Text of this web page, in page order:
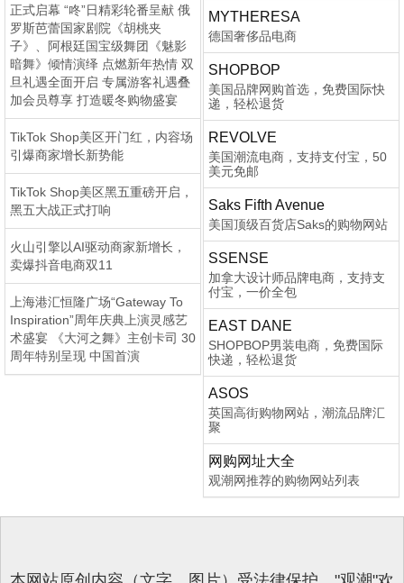
正式启幕 “咚”日精彩轮番呈献 俄
罗斯芭蕾国家剧院《胡桃夹
子》、阿根廷国宝级舞团《魅影
暗舞》倾情演绎 点燃新年热情 双
旦礼遇全面开启 专属游客礼遇叠
加会员尊享 打造暖冬购物盛宴
TikTok Shop美区开门红，内容场
引爆商家增长新势能
TikTok Shop美区黑五重磅开启，
黑五大战正式打响
火山引擎以AI驱动商家新增长，
卖爆抖音电商双11
上海港汇恒隆广场“Gateway To
Inspiration”周年庆典上演灵感艺
术盛宴 《大河之舞》主创卡司 30
周年特别呈现 中国首演
MYTHERESA
德国奢侈品电商
SHOPBOP
美国品牌网购首选，免费国际快
递，轻松退货
REVOLVE
美国潮流电商，支持支付宝，50
美元免邮
Saks Fifth Avenue
美国顶级百货店Saks的购物网站
SSENSE
加拿大设计师品牌电商，支持支
付宝，一价全包
EAST DANE
SHOPBOP男装电商，免费国际
快递，轻松退货
ASOS
英国高街购物网站，潮流品牌汇
聚
网购网址大全
观潮网推荐的购物网站列表